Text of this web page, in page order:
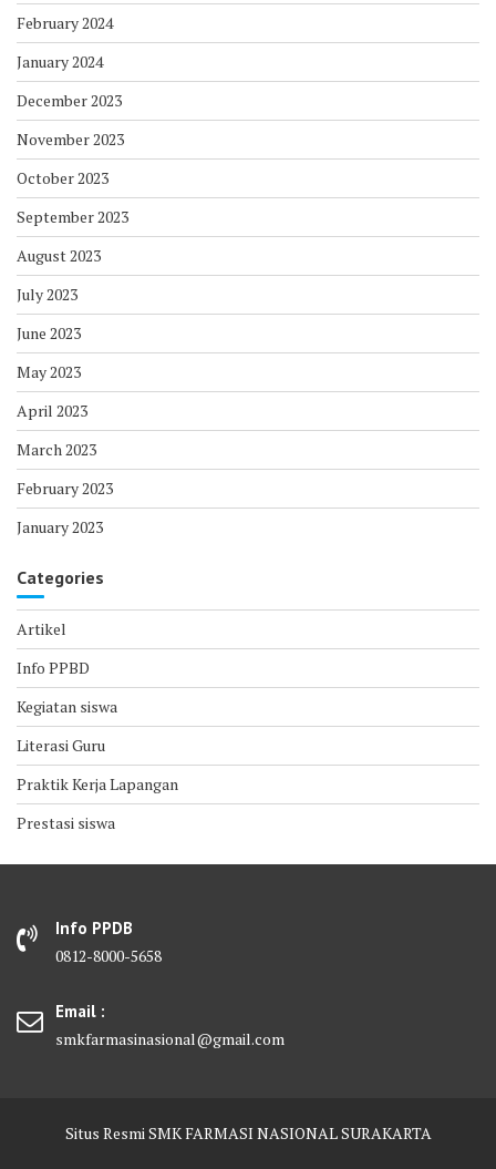
February 2024
January 2024
December 2023
November 2023
October 2023
September 2023
August 2023
July 2023
June 2023
May 2023
April 2023
March 2023
February 2023
January 2023
Categories
Artikel
Info PPBD
Kegiatan siswa
Literasi Guru
Praktik Kerja Lapangan
Prestasi siswa
Info PPDB
0812-8000-5658
Email :
smkfarmasinasional@gmail.com
Situs Resmi SMK FARMASI NASIONAL SURAKARTA